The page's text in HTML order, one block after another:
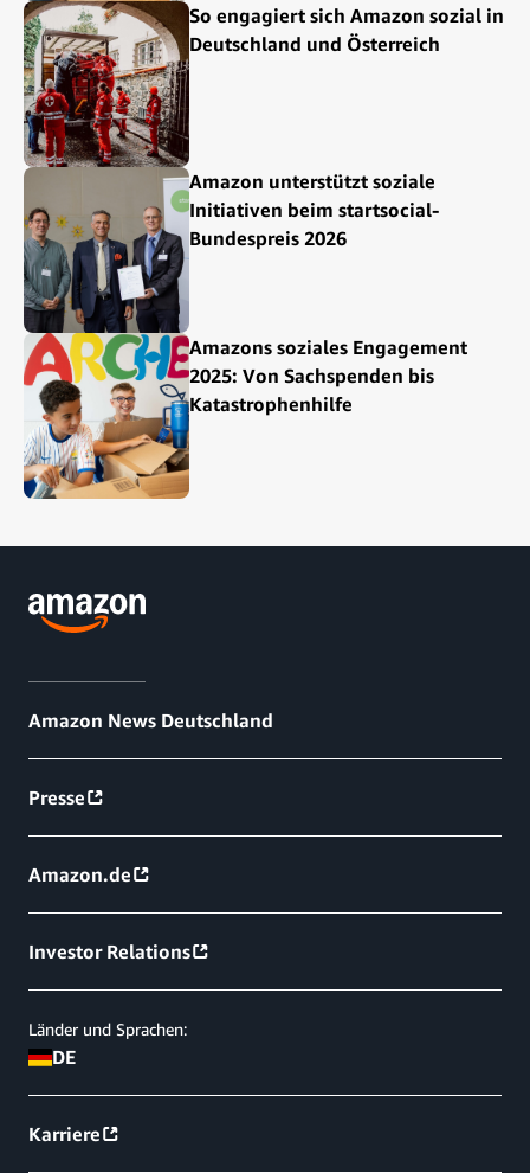
So engagiert sich Amazon sozial in
Deutschland und Österreich
Amazon unterstützt soziale
Initiativen beim startsocial-
Bundespreis 2026
Amazons soziales Engagement
2025: Von Sachspenden bis
Katastrophenhilfe
Amazon News Deutschland
Presse
Amazon.de
Investor Relations
Länder und Sprachen:
DE
Karriere